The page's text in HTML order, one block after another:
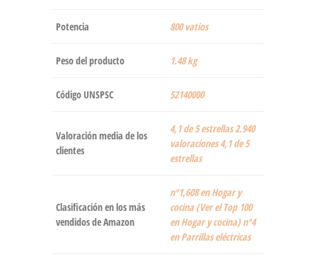
Potencia ‎800 vatios
Peso del producto ‎1.48 kg
Código UNSPSC 52140000
Valoración media de los
clientes
4,1 de 5 estrellas 2.940
valoraciones 4,1 de 5
estrellas
Clasificación en los más
vendidos de Amazon
nº1,608 en Hogar y
cocina (Ver el Top 100
en Hogar y cocina) nº4
en Parrillas eléctricas